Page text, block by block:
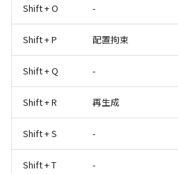
Shift + O -
Shift + P 配置拘束
Shift + Q -
Shift + R 再生成
Shift + S -
Shift + T -